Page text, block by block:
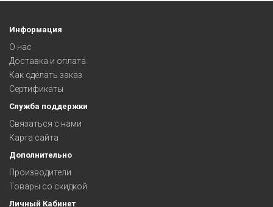
Информация
О нас
Доставка и оплата
Как сделать заказ
Сертификаты
Служба поддержки
Связаться с нами
Карта сайта
Дополнительно
Производители
Товары со скидкой
Личный Кабинет